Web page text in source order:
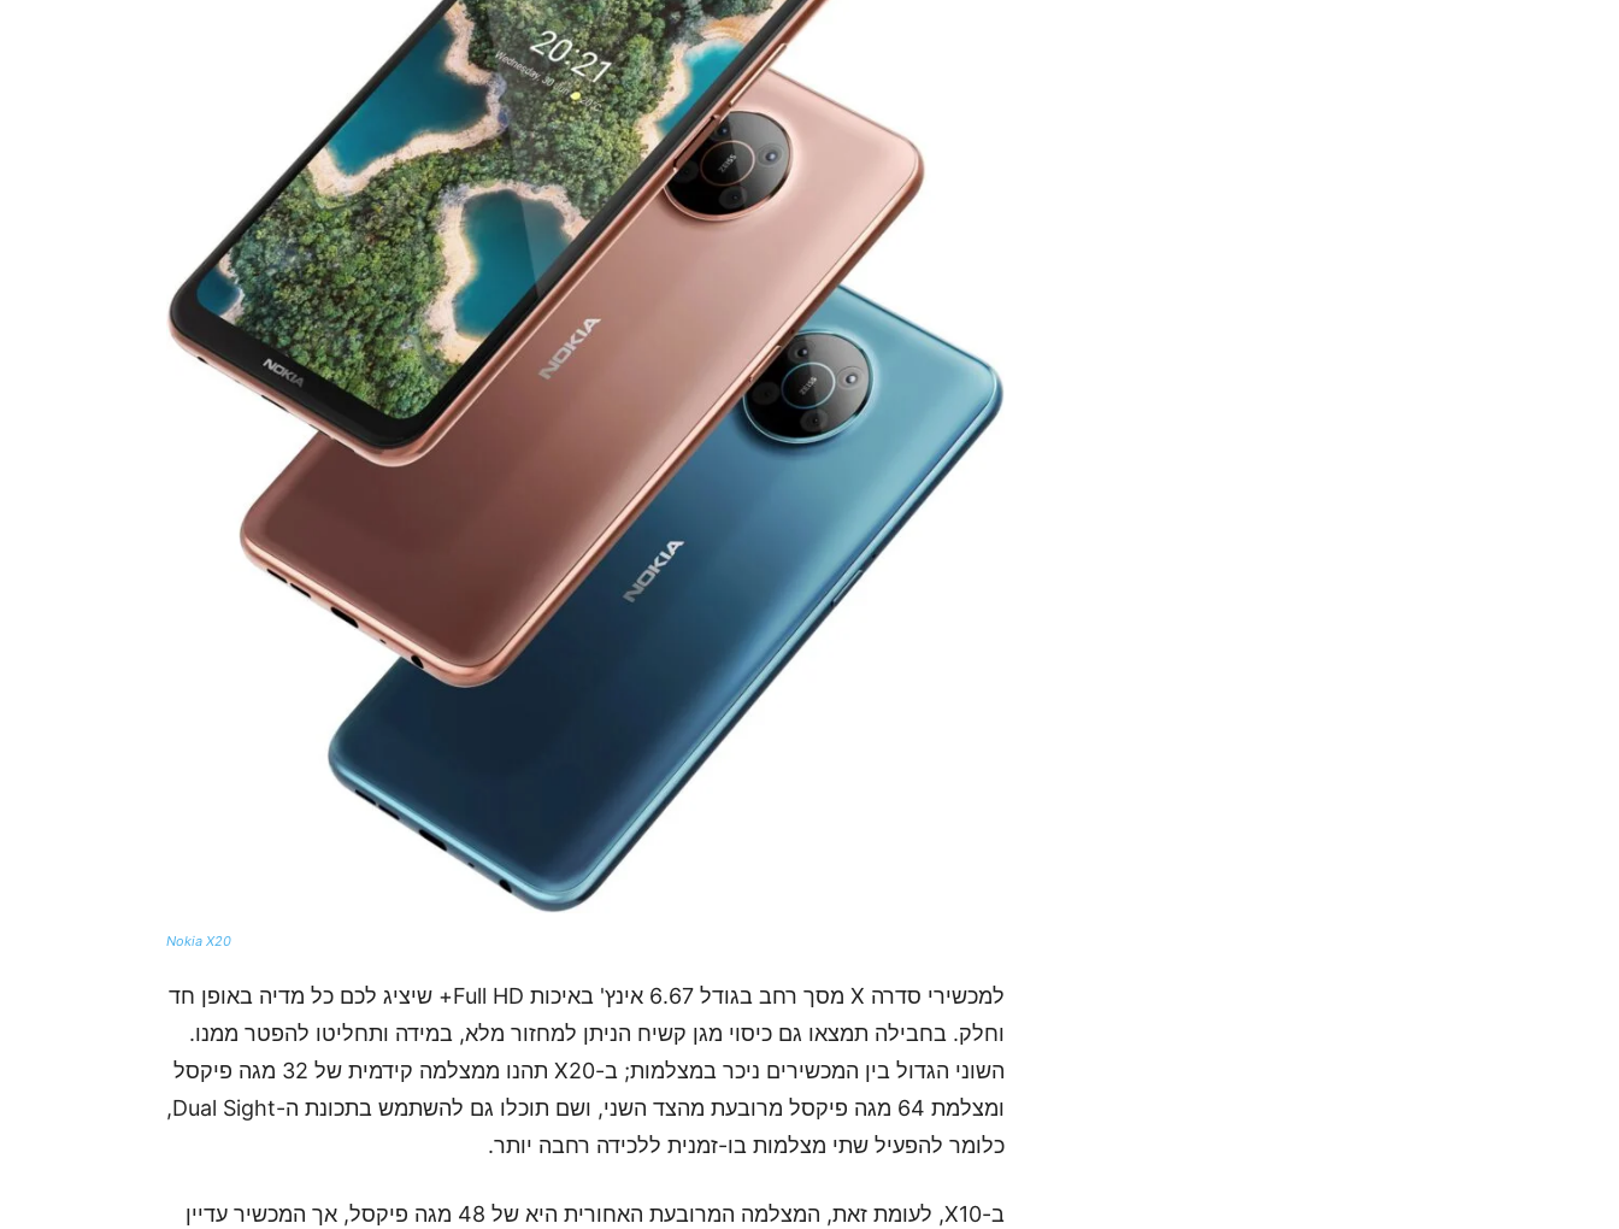
Nokia X20
למכשירי סדרה X מסך רחב בגודל 6.67 אינץ' באיכות Full HD+ שיציג לכם כל מדיה באופן חד
וחלק. בחבילה תמצאו גם כיסוי מגן קשיח הניתן למחזור מלא, במידה ותחליטו להפטר ממנו.
השוני הגדול בין המכשירים ניכר במצלמות; ב-X20 תהנו ממצלמה קידמית של 32 מגה פיקסל
ומצלמת 64 מגה פיקסל מרובעת מהצד השני, ושם תוכלו גם להשתמש בתכונת ה-Dual Sight,
כלומר להפעיל שתי מצלמות בו-זמנית ללכידה רחבה יותר.
ב-X10, לעומת זאת, המצלמה המרובעת האחורית היא של 48 מגה פיקסל, אך המכשיר עדיין